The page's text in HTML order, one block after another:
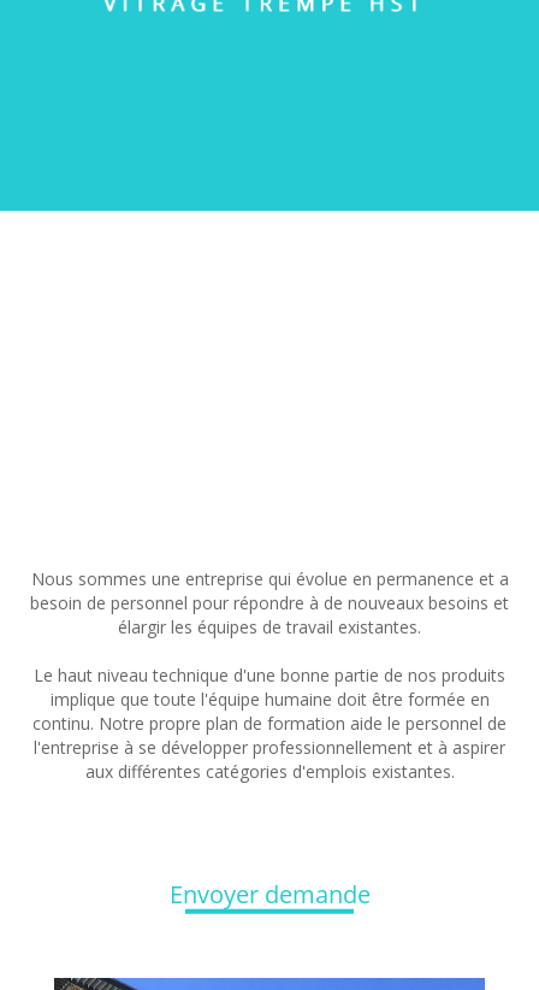
Nous sommes une entreprise qui évolue en permanence et a
besoin de personnel pour répondre à de nouveaux besoins et
élargir les équipes de travail existantes.
Le haut niveau technique d'une bonne partie de nos produits
implique que toute l'équipe humaine doit être formée en
continu. Notre propre plan de formation aide le personnel de
l'entreprise à se développer professionnellement et à aspirer
aux différentes catégories d'emplois existantes.
Envoyer demande